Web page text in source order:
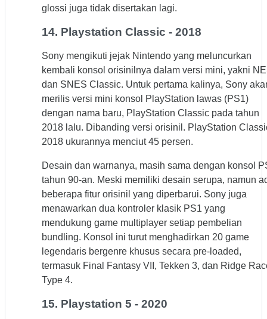
glossi juga tidak disertakan lagi.
14. Playstation Classic - 2018
Sony mengikuti jejak Nintendo yang meluncurkan
kembali konsol orisinilnya dalam versi mini, yakni
dan SNES Classic. Untuk pertama kalinya, Sony
merilis versi mini konsol PlayStation lawas (PS1)
dengan nama baru, PlayStation Classic pada tahun
2018 lalu. Dibanding versi orisinil. PlayStation
2018 ukurannya menciut 45 persen.
Desain dan warnanya, masih sama dengan konsol
tahun 90-an. Meski memiliki desain serupa, namun
beberapa fitur orisinil yang diperbarui. Sony juga
menawarkan dua kontroler klasik PS1 yang
mendukung game multiplayer setiap pembelian
bundling. Konsol ini turut menghadirkan 20 game
legendaris bergenre khusus secara pre-loaded,
termasuk Final Fantasy VII, Tekken 3, dan Ridge
Type 4.
15. Playstation 5 - 2020